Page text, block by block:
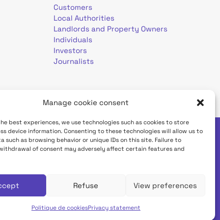
Manage cookie consent
best experiences, we use technologies such as cookies to store
device information. Consenting to these technologies will allow us to
such as browsing behavior or unique IDs on this site. Failure to
of consent may adversely affect certain features and
Refuse View preferences
Politique de cookiesPrivacy statement
Customers
Local Authorities
Landlords and Property Owners
Individuals
Investors
Journalists
d'accessibilité